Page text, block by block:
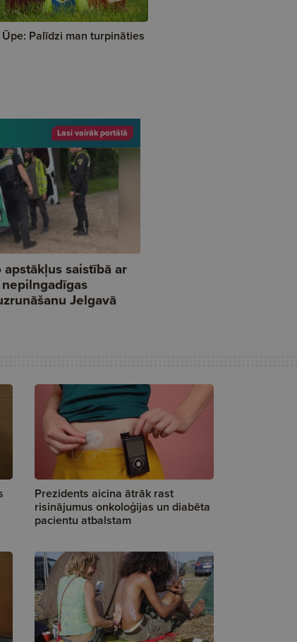
Palīdzi man turpināties
Prezidents aicina ātrāk rast
risinājumus onkoloģijas un diabēta
pacientu atbalstam